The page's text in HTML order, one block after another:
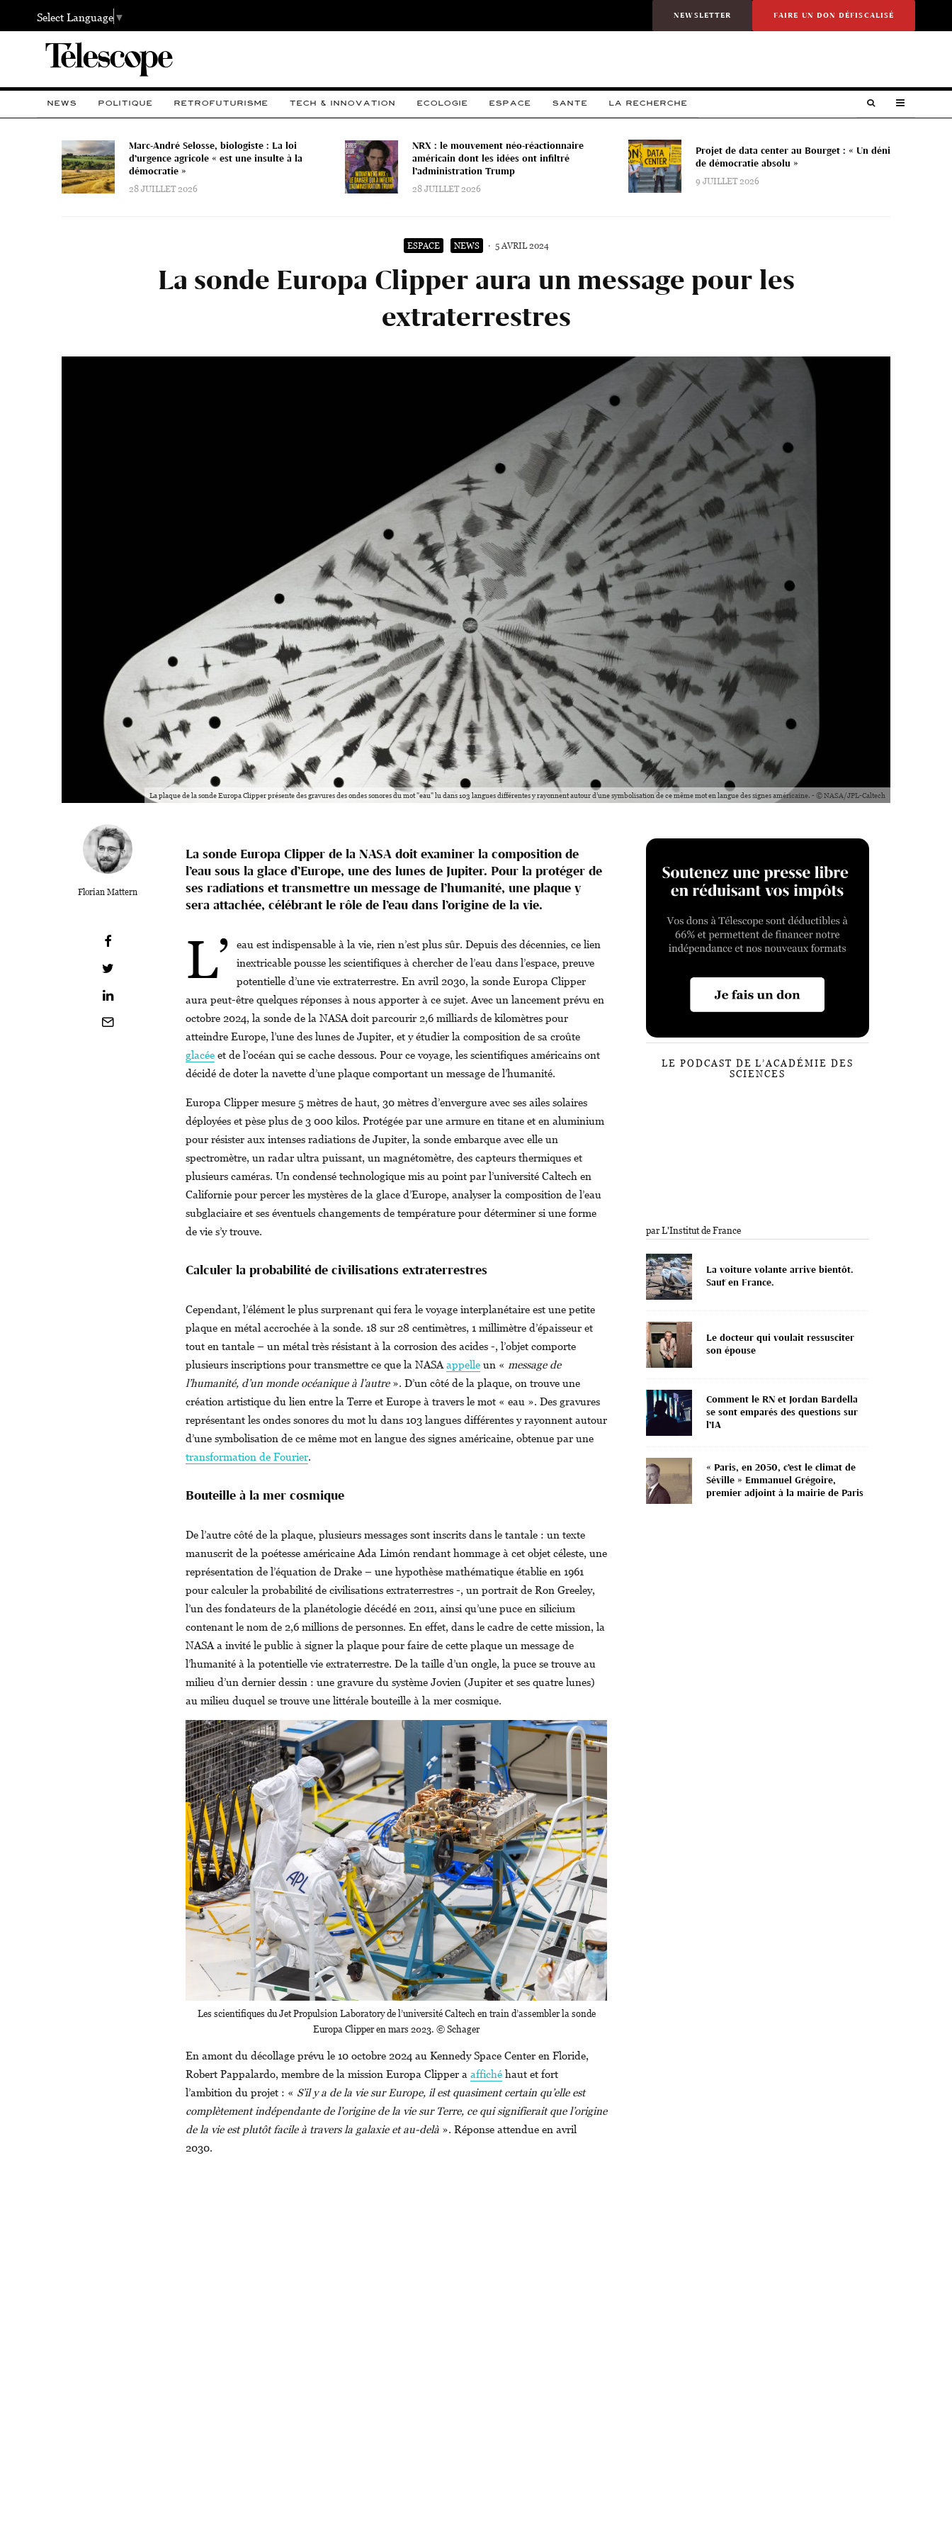
Select Language▼ NEWSLETTER FAIRE UN DON DÉFISCALISÉ
NEWS POLITIQUE RETROFUTURISME TECH & INNOVATION ECOLOGIE ESPACE SANTE LA RECHERCHE
Marc-André Selosse, biologiste : La loi
d’urgence agricole « est une insulte à la
démocratie »
28 JUILLET 2026
NRX : le mouvement néo-réactionnaire
américain dont les idées ont infiltré
l’administration Trump
28 JUILLET 2026
Projet de data center au Bourget : « Un déni
de démocratie absolu »
9 JUILLET 2026
ESPACE NEWS · 5 AVRIL 2024
La sonde Europa Clipper aura un message pour les
extraterrestres
La plaque de la sonde Europa Clipper présente des gravures des ondes sonores du mot "eau" lu dans 103 langues différentes y rayonnent autour d’une symbolisation de ce même mot en langue des signes américaine. - © NASA/JPL-Caltech
Florian Mattern
La sonde Europa Clipper de la NASA doit examiner la composition de
l’eau sous la glace d’Europe, une des lunes de Jupiter. Pour la protéger de
ses radiations et transmettre un message de l’humanité, une plaque y
sera attachée, célébrant le rôle de l’eau dans l’origine de la vie.
L’ eau est indispensable à la vie, rien n’est plus sûr. Depuis des décennies, ce lien
inextricable pousse les scientifiques à chercher de l’eau dans l’espace, preuve
potentielle d’une vie extraterrestre. En avril 2030, la sonde Europa Clipper
aura peut-être quelques réponses à nous apporter à ce sujet. Avec un lancement prévu en
octobre 2024, la sonde de la NASA doit parcourir 2,6 milliards de kilomètres pour
atteindre Europe, l’une des lunes de Jupiter, et y étudier la composition de sa croûte
glacéeet de l’océan qui se cache dessous. Pour ce voyage, les scientifiques américains ont
décidé de doter la navette d’une plaque comportant un message de l’humanité.
Europa Clipper mesure 5 mètres de haut, 30 mètres d’envergure avec ses ailes solaires
déployées et pèse plus de 3 000 kilos. Protégée par une armure en titane et en aluminium
pour résister aux intenses radiations de Jupiter, la sonde embarque avec elle un
spectromètre, un radar ultra puissant, un magnétomètre, des capteurs thermiques et
plusieurs caméras. Un condensé technologique mis au point par l’université Caltech en
Californie pour percer les mystères de la glace d’Europe, analyser la composition de l’eau
subglaciaire et ses éventuels changements de température pour déterminer si une forme
de vie s’y trouve.
Calculer la probabilité de civilisations extraterrestres
Cependant, l’élément le plus surprenant qui fera le voyage interplanétaire est une petite
plaque en métal accrochée à la sonde. 18 sur 28 centimètres, 1 millimètre d’épaisseur et
tout en tantale – un métal très résistant à la corrosion des acides -, l’objet comporte
plusieurs inscriptions pour transmettre ce que la NASAappelleun « message de
l’humanité, d’un monde océanique à l’autre». D’un côté de la plaque, on trouve une
création artistique du lien entre la Terre et Europe à travers le mot « eau ». Des gravures
représentant les ondes sonores du mot lu dans 103 langues différentes y rayonnent autour
d’une symbolisation de ce même mot en langue des signes américaine, obtenue par une
transformation de Fourier.
Bouteille à la mer cosmique
De l’autre côté de la plaque, plusieurs messages sont inscrits dans le tantale : un texte
manuscrit de la poétesse américaine Ada Limón rendant hommage à cet objet céleste, une
représentation de l’équation de Drake – une hypothèse mathématique établie en 1961
pour calculer la probabilité de civilisations extraterrestres -, un portrait de Ron Greeley,
l’un des fondateurs de la planétologie décédé en 2011, ainsi qu’une puce en silicium
contenant le nom de 2,6 millions de personnes. En effet, dans le cadre de cette mission, la
NASA a invité le public à signer la plaque pour faire de cette plaque un message de
l’humanité à la potentielle vie extraterrestre. De la taille d’un ongle, la puce se trouve au
milieu d’un dernier dessin : une gravure du système Jovien (Jupiter et ses quatre lunes)
au milieu duquel se trouve une littérale bouteille à la mer cosmique.
Les scientifiques du Jet Propulsion Laboratory de l’université Caltech en train d’assembler la sonde
Europa Clipper en mars 2023. © Schager
En amont du décollage prévu le 10 octobre 2024 au Kennedy Space Center en Floride,
Robert Pappalardo, membre de la mission Europa Clipper aaffichéhaut et fort
l’ambition du projet : « S’il y a de la vie sur Europe, il est quasiment certain qu’elle est
complètement indépendante de l’origine de la vie sur Terre, ce qui signifierait que l’origine
de la vie est plutôt facile à travers la galaxie et au-delà ». Réponse attendue en avril
2030.
LE PODCAST DE L’ACADÉMIE DES
SCIENCES
par L'Institut de France
La voiture volante arrive bientôt.
Sauf en France.
Le docteur qui voulait ressusciter
son épouse
Comment le RN et Jordan Bardella
se sont emparés des questions sur
l’IA
« Paris, en 2050, c’est le climat de
Séville » Emmanuel Grégoire,
premier adjoint à la mairie de Paris